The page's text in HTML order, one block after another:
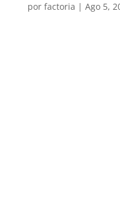
por factoria | Ago 5,